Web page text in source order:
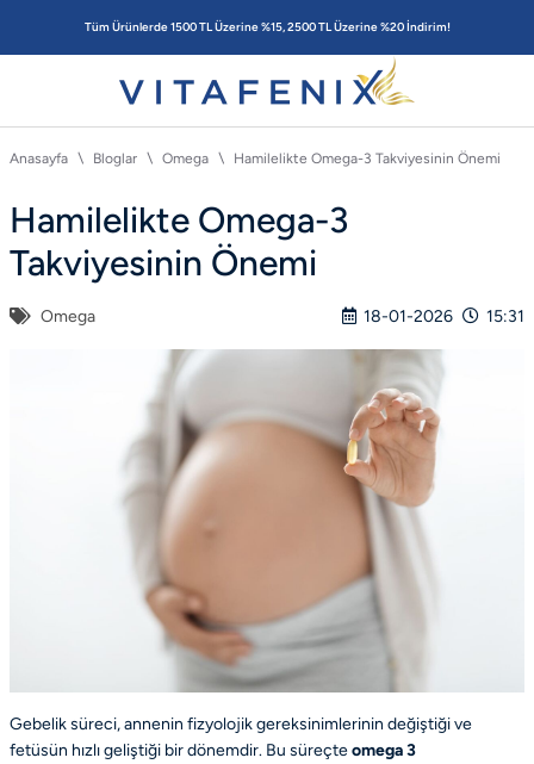
Tüm Ürünlerde 1500 TL Üzerine %15, 2500 TL Üzerine %20 İndirim!
Anasayfa Bloglar Omega Hamilelikte Omega-3 Takviyesinin Önemi
Hamilelikte Omega-3
Takviyesinin Önemi
Omega 18-01-2026 15:31
Gebelik süreci, annenin fizyolojik gereksinimlerinin değiştiği ve
fetüsün hızlı geliştiği bir dönemdir. Bu süreçteomega 3